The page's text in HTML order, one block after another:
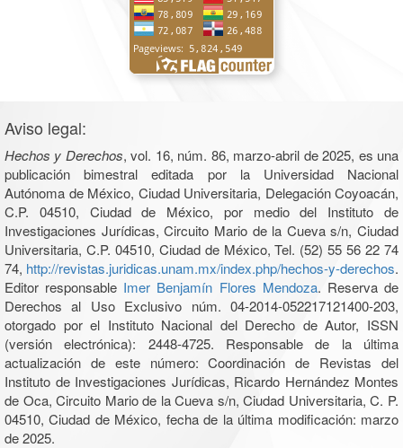
Aviso legal:
Hechos y Derechos, vol. 16, núm. 86, marzo-abril de 2025, es una
publicación bimestral editada por la Universidad Nacional
Autónoma de México, Ciudad Universitaria, Delegación Coyoacán,
C.P. 04510, Ciudad de México, por medio del Instituto de
Investigaciones Jurídicas, Circuito Mario de la Cueva s/n, Ciudad
Universitaria, C.P. 04510, Ciudad de México, Tel. (52) 55 56 22 74
74, http://revistas.juridicas.unam.mx/index.php/hechos-y-derechos.
Editor responsable Imer Benjamín Flores Mendoza. Reserva de
Derechos al Uso Exclusivo núm. 04-2014-052217121400-203,
otorgado por el Instituto Nacional del Derecho de Autor, ISSN
(versión electrónica): 2448-4725. Responsable de la última
actualización de este número: Coordinación de Revistas del
Instituto de Investigaciones Jurídicas, Ricardo Hernández Montes
de Oca, Circuito Mario de la Cueva s/n, Ciudad Universitaria, C. P.
04510, Ciudad de México, fecha de la última modificación: marzo
de 2025.